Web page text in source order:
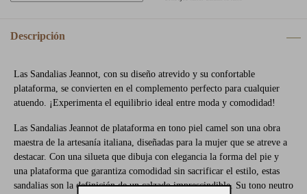
Descripción
Las Sandalias Jeannot, con su diseño atrevido y su confortable
plataforma, se convierten en el complemento perfecto para cualquier
atuendo. ¡Experimenta el equilibrio ideal entre moda y comodidad!
Las Sandalias Jeannot de plataforma en tono piel camel son una obra
maestra de la artesanía italiana, diseñadas para la mujer que se atreve a
destacar. Con una silueta que dibuja con elegancia la forma del pie y
una plataforma que garantiza comodidad sin sacrificar el estilo, estas
sandalias son la definición de un calzado imprescindible. Su tono neutro